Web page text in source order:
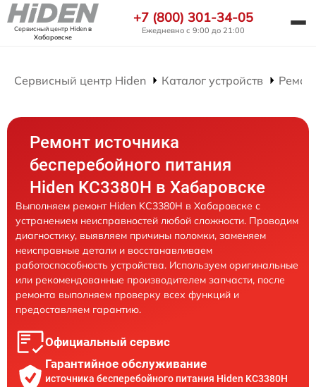
Сервисный центр Hidenв
Хабаровске
+7 (800) 301-34-05
Ежедневно с 9:00 до 21:00
Сервисный центр Hiden Каталог устройств
Ремонт источника
бесперебойного питания
Hiden KC3380H в Хабаровске
Выполняем ремонт Hiden KC3380H в Хабаровске с
устранением неисправностей любой сложности. Проводим
диагностику, выявляем причины поломки, заменяем
неисправные детали и восстанавливаем
работоспособность устройства. Используем оригинальные
или рекомендованные производителем запчасти, после
ремонта выполняем проверку всех функций и
предоставляем гарантию.
Официальный сервис
Гарантийное обслуживание
источника бесперебойного питания Hiden KC3380H